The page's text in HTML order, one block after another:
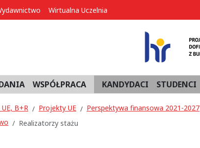
Wirtualna Uczelnia
WSPÓŁPRACA KANDYDACI STUDENCI
B+R Projekty UE
Perspektywa finansowa 2021-2027
Realizatorzy stażu